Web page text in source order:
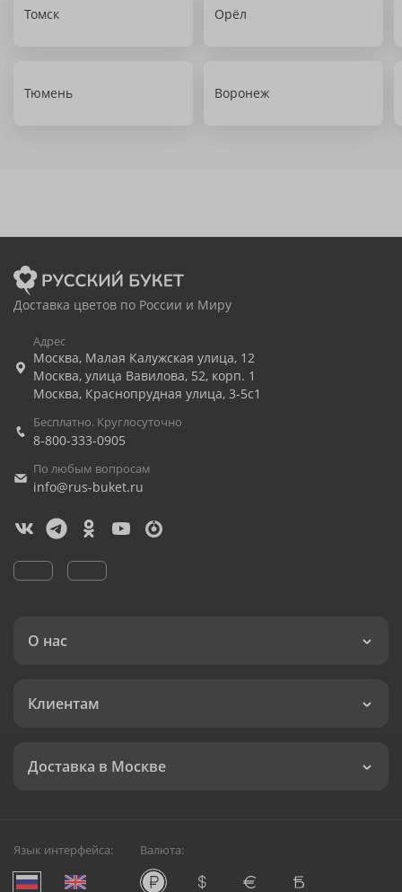
Томск Орёл
Тюмень Воронеж
Доставка цветов по России и Миру
Адрес
Москва, Малая Калужская улица, 12
Москва, улица Вавилова, 52, корп. 1
Москва, Краснопрудная улица, 3-5с1
Бесплатно. Круглосуточно
8-800-333-0905
По любым вопросам
info@rus-buket.ru
О нас
Клиентам
Доставка в Москве
Язык интерфейса: Валюта: